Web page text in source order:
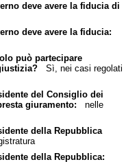
deve avere la fiducia di
deve avere la fiducia:
può partecipare
Sì, nei casi regolati
del Consiglio dei
giuramento: nelle
della Repubblica
della Repubblica: